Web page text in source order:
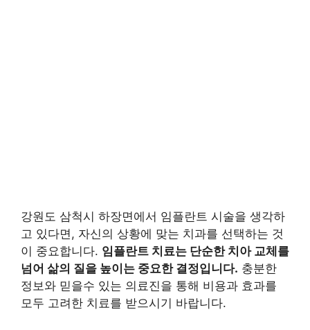
강원도 삼척시 하장면에서 임플란트 시술을 생각하
고 있다면, 자신의 상황에 맞는 치과를 선택하는 것
이 중요합니다. 임플란트 치료는 단순한 치아 교체를
넘어 삶의 질을 높이는 중요한 결정입니다. 충분한
정보와 믿을수 있는 의료진을 통해 비용과 효과를
모두 고려한 치료를 받으시기 바랍니다.